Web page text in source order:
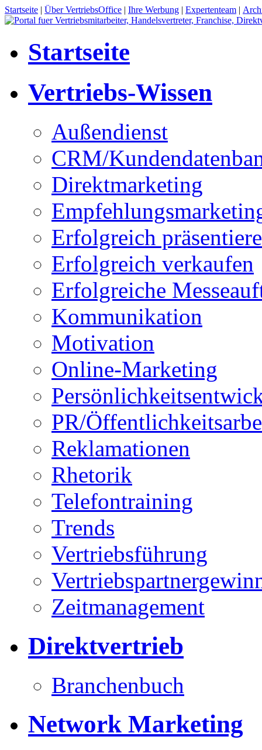
Startseite | Über VertriebsOffice | Ihre Werbung | Expertenteam |
Startseite
Vertriebs-Wissen
Außendienst
CRM/
Direktmarketing
Erfolgreich
Erfolgreich verkaufen
Erfolgreiche
Kommunikation
Motivation
Online-Marketing
PR/
Reklamationen
Rhetorik
Telefontraining
Trends
Vertriebsführung
Zeitmanagement
Direktvertrieb
Branchenbuch
Network Marketing